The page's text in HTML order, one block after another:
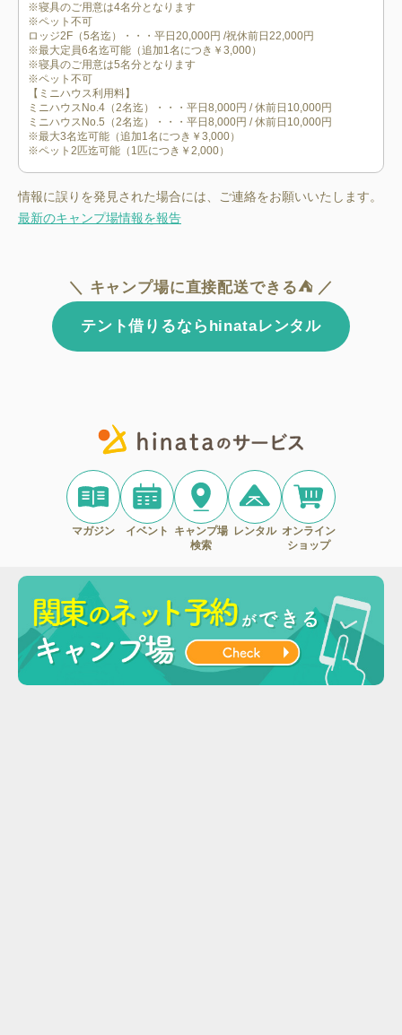
※寝具のご用意は4名分となります
※ペット不可
ロッジ2F（5名迄）・・・平日20,000円 /祝休前日22,000円
※最大定員6名迄可能（追加1名につき￥3,000）
※寝具のご用意は5名分となります
※ペット不可
【ミニハウス利用料】
ミニハウスNo.4（2名迄）・・・平日8,000円 / 休前日10,000円
ミニハウスNo.5（2名迄）・・・平日8,000円 / 休前日10,000円
※最大3名迄可能（追加1名につき￥3,000）
情報に誤りを発見された場合には、ご連絡をお願いいたします。
最新のキャンプ場情報を報告
＼ キャンプ場に直接配送できる⛺ ／
テント借りるならhinataレンタル
マガジン イベント
キャンプ場
検索
レンタル オンライン
ショップ